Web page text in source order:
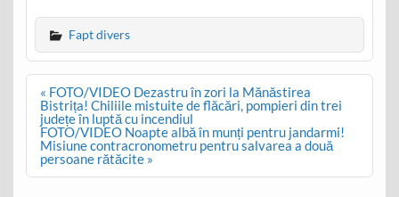
Fapt divers
Post
navigation
« FOTO/VIDEO Dezastru în zori la Mănăstirea
Bistrița! Chiliile mistuite de flăcări, pompieri din trei
județe în luptă cu incendiul
FOTO/VIDEO Noapte albă în munți pentru jandarmi!
Misiune contracronometru pentru salvarea a două
persoane rătăcite »